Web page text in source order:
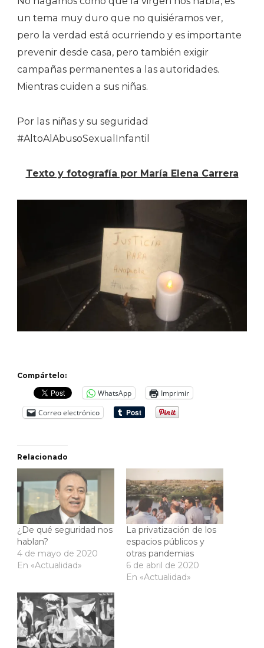
un tema muy duro que no quisiéramos ver,
pero la verdad está ocurriendo y es importante
prevenir desde casa, pero también exigir
campañas permanentes a las autoridades.
Mientras cuiden a sus niñas.
Por las niñas y su seguridad
#AltoAlAbusoSexualInfantil
Texto y fotografía por María Elena Carrera
Compártelo:
WhatsApp
Imprimir
Correo electrónico
Relacionado
¿De qué seguridad nos
hablan?
4 de mayo de 2020
En «Actualidad»
La privatización de los
espacios públicos y
otras pandemias
6 de abril de 2020
En «Actualidad»